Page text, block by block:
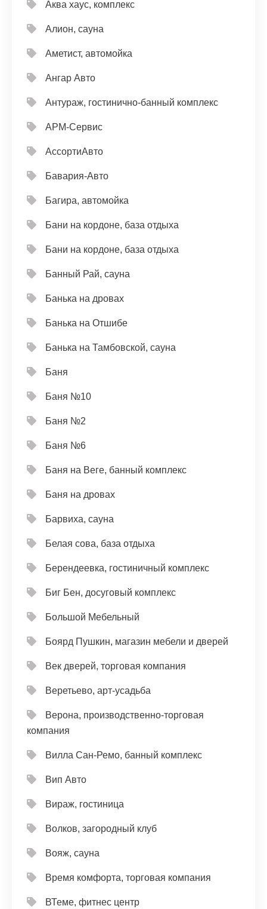
Аква хаус, комплекс
Алион, сауна
Аметист, автомойка
Ангар Авто
Антураж, гостинично-банный комплекс
АРМ-Сервис
АссортиАвто
Бавария-Авто
Багира, автомойка
Бани на кордоне, база отдыха
Бани на кордоне, база отдыха
Банный Рай, сауна
Банька на дровах
Банька на Отшибе
Банька на Тамбовской, сауна
Баня
Баня №10
Баня №2
Баня №6
Баня на Веге, банный комплекс
Баня на дровах
Барвиха, сауна
Белая сова, база отдыха
Берендеевка, гостиничный комплекс
Биг Бен, досуговый комплекс
Большой Мебельный
Боярд Пушкин, магазин мебели и дверей
Век дверей, торговая компания
Веретьево, арт-усадьба
Верона, производственно-торговая
компания
Вилла Сан-Ремо, банный комплекс
Вип Авто
Вираж, гостиница
Волков, загородный клуб
Вояж, сауна
Время комфорта, торговая компания
ВТеме, фитнес центр